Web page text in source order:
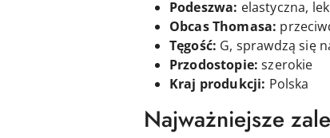
Podeszwa: elastyczna,
Obcas Thomasa:
Tęgość: G, sprawdzą się
Przodostopie: szerokie
Kraj produkcji: Polska
Najważniejsze